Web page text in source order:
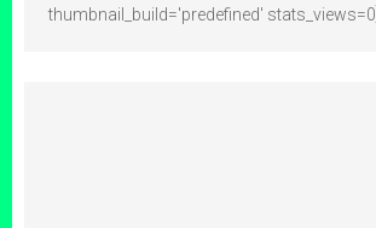
thumbnail_build='predefined' stats_views=0]